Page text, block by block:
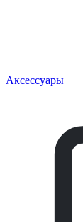
Аксессуары